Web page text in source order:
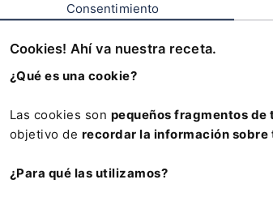
Consentimiento
Cookies! Ahí va nuestra receta.
¿Qué es una cookie?
Las cookies son pequeños fragmentos de
objetivo de recordar la información sobre
¿Para qué las utilizamos?
Reglamentos
y
Recaudación
Social
30/07/2026
de trabajadores con
discapacidad